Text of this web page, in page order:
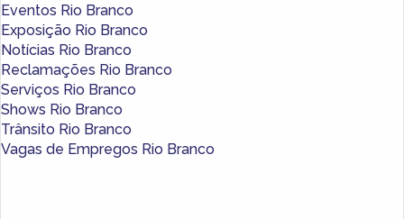
Eventos Rio Branco
Exposição Rio Branco
Notícias Rio Branco
Reclamações Rio Branco
Serviços Rio Branco
Shows Rio Branco
Trânsito Rio Branco
Vagas de Empregos Rio Branco